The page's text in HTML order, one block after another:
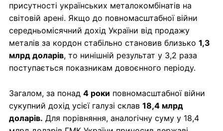
присутності українських металокомбінатів на
світовій арені. Якщо до повномасштабної війни
середньомісячний дохід України від продажу
металів за кордон стабільно становив близько 1,3
млрд доларів, то нинішній результат у 3,2 раза
поступається показникам довоєнного періоду.
Загалом, за понад 4 роки повномасштабної війни
сукупний дохід усієї галузі склав 18,4 млрд
доларів. Для порівняння, аналогічну суму у 18,4